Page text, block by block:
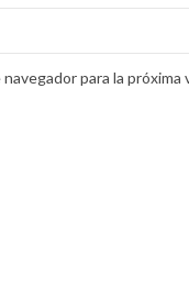
para la próxima